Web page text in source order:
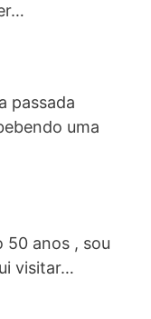
passada
uma
50 anos , sou
visitar…